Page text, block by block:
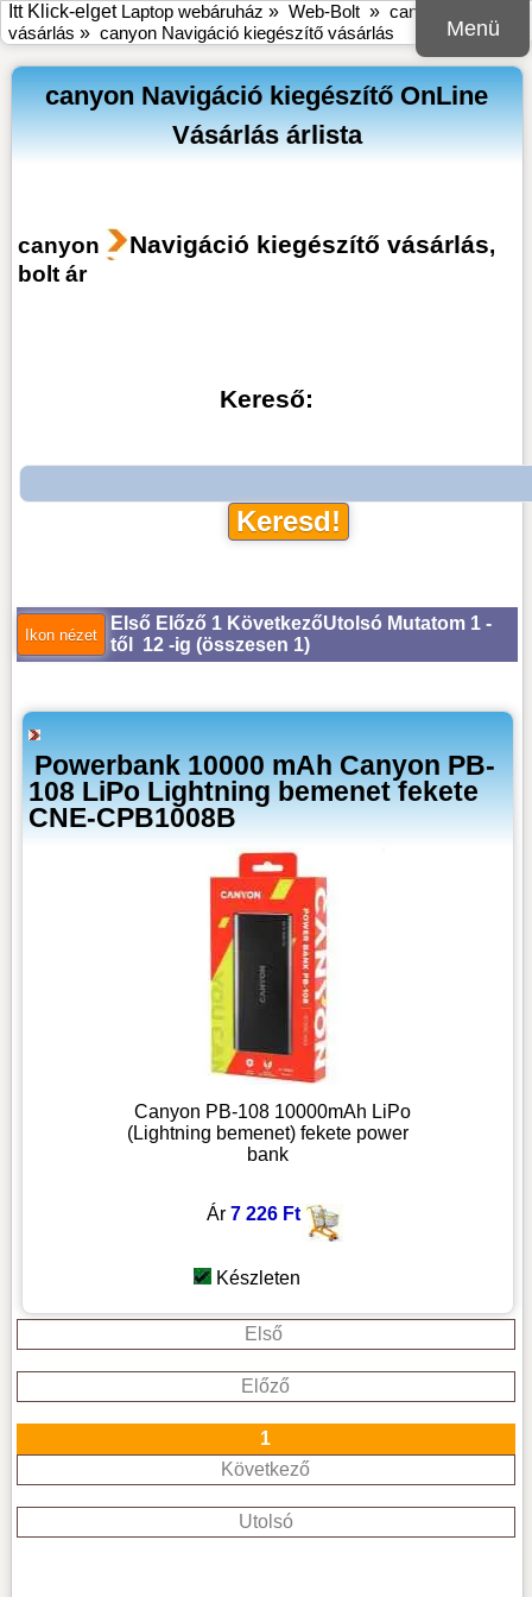
Menü
Itt Klick-elget Laptop webáruház » Web-Bolt » canyon online bolt
vásárlás » canyon Navigáció kiegészítő vásárlás
canyon Navigáció kiegészítő OnLine
Vásárlás árlista
canyon Navigáció kiegészítő vásárlás,
bolt ár
Kereső:
Első Előző 1 KövetkezőUtolsó Mutatom 1 -
től 12 -ig (összesen 1)
Powerbank 10000 mAh Canyon PB-
108 LiPo Lightning bemenet fekete
CNE-CPB1008B
Canyon PB-108 10000mAh LiPo
(Lightning bemenet) fekete power
bank
Ár 7 226 Ft
Készleten
Első
Előző
1
Következő
Utolsó